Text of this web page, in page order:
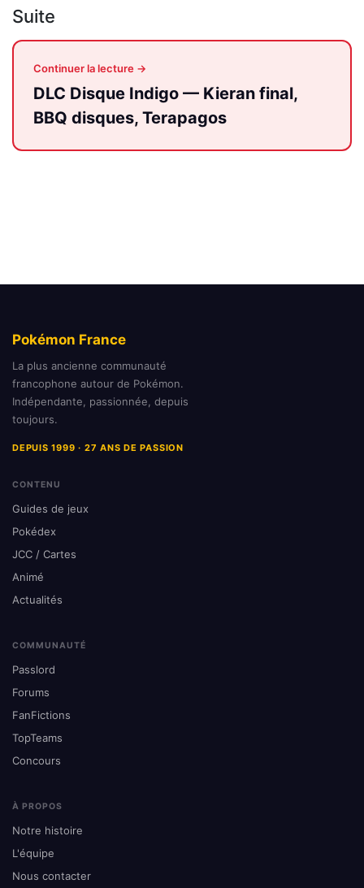
Suite
Continuer la lecture →
DLC Disque Indigo — Kieran final,
BBQ disques, Terapagos
Pokémon France
La plus ancienne communauté
francophone autour de Pokémon.
Indépendante, passionnée, depuis
toujours.
DEPUIS 1999 · 27 ANS DE PASSION
CONTENU
Guides de jeux
Pokédex
JCC / Cartes
Animé
Actualités
COMMUNAUTÉ
Passlord
Forums
FanFictions
TopTeams
Concours
À PROPOS
Notre histoire
L'équipe
Nous contacter